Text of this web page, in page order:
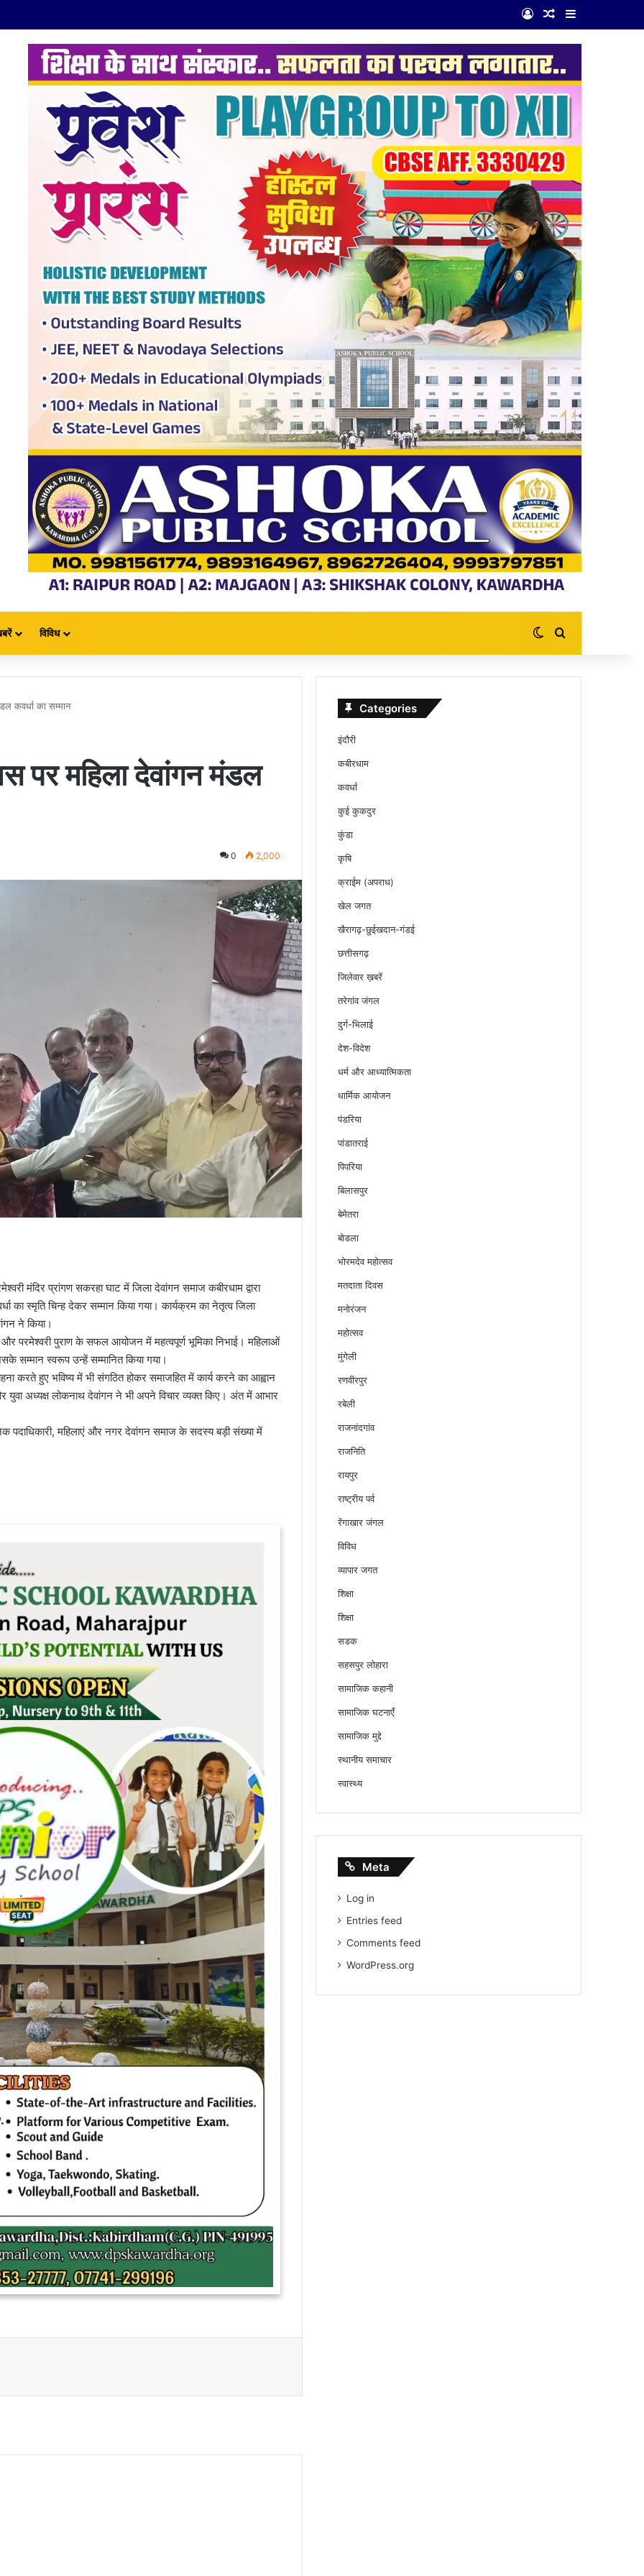
Log InRandom Article
Sidebar
विविध Switch skin
Search for
कवर्धा का सम्मान
पर महिला देवांगन मंडल
0 2,000
मंदिर प्रांगण सकरहा घाट में जिला देवांगन समाज कबीरधाम द्वारा
का स्मृति चिन्ह देकर सम्मान किया गया। कार्यक्रम का नेतृत्व जिला
ने किया।
परमेश्वरी पुराण के सफल आयोजन में महत्वपूर्ण भूमिका निभाई। महिलाओं
सम्मान स्वरूप उन्हें सम्मानित किया गया।
करते हुए भविष्य में भी संगठित होकर समाजहित में कार्य करने का आह्वान
युवा अध्यक्ष लोकनाथ देवांगन ने भी अपने विचार व्यक्त किए। अंत में आभार
पदाधिकारी, महिलाएं और नगर देवांगन समाज के सदस्य बड़ी संख्या में
Categories
इंदौरी
कबीरधाम
कवर्धा
कुई कुकदुर
कुंडा
कृषि
क्राईम (अपराध)
खेल जगत
खैरागढ़-छुईखदान-गंडई
छत्तीसगढ़
जिलेवार ख़बरें
तरेगांव जंगल
दुर्ग-भिलाई
देश-विदेश
धर्म और आध्यात्मिकता
धार्मिक आयोजन
पंडरिया
पांडातराई
पिपरिया
बिलासपुर
बेमेतरा
बोडला
भोरमदेव महोत्सव
मतदाता दिवस
मनोरंजन
महोत्सव
मुंगेली
रणवीरपुर
रबेली
राजनांदगांव
राजनिति
रायपुर
राष्ट्रीय पर्व
रेंगाखार जंगल
विविध
व्यापार जगत
शिक्षा
शिक्षा
सडक
सहसपुर लोहारा
सामाजिक कहानी
सामाजिक घटनाएँ
सामाजिक मुद्दे
स्थानीय समाचार
स्वास्थ्य
Meta
Log in
Entries feed
Comments feed
WordPress.org